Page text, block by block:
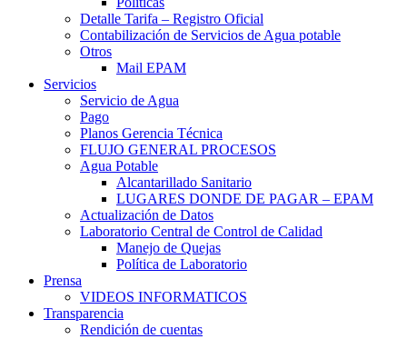
Detalle Tarifa – Registro Oficial
Contabilización de Servicios de Agua potable
Otros
Mail EPAM
Servicios
Servicio de Agua
Pago
Planos Gerencia Técnica
FLUJO GENERAL PROCESOS
Agua Potable
Alcantarillado Sanitario
LUGARES DONDE DE PAGAR – EPAM
Actualización de Datos
Laboratorio Central de Control de Calidad
Manejo de Quejas
Política de Laboratorio
Prensa
VIDEOS INFORMATICOS
Transparencia
Rendición de cuentas